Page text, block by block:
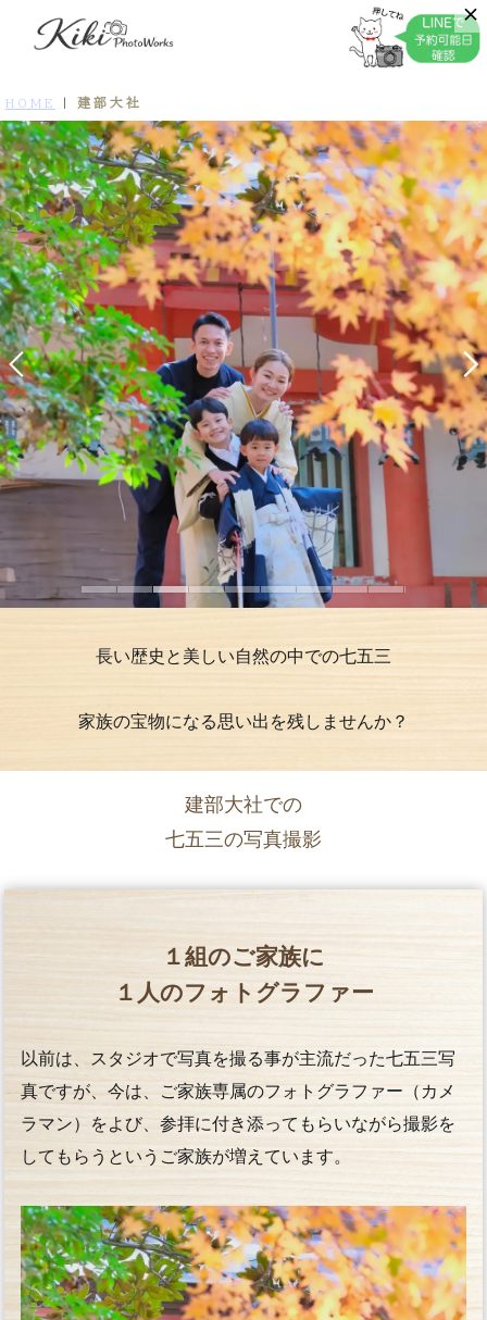
HOME 建部大社
長い歴史と美しい自然の中での七五三
家族の宝物になる思い出を残しませんか？
建部大社での
七五三の写真撮影
１組のご家族に
１人のフォトグラファー
以前は、スタジオで写真を撮る事が主流だった七五三写
真ですが、今は、ご家族専属のフォトグラファー（カメ
ラマン）をよび、参拝に付き添ってもらいながら撮影を
してもらうというご家族が増えています。